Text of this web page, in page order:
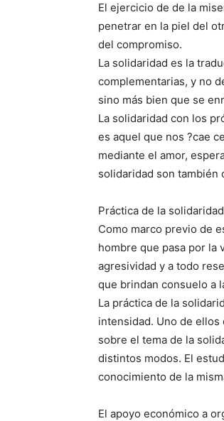
El ejercicio de de la
penetrar en la piel del
del compromiso.
La solidaridad es la
complementarias, y no
sino más bien que se
La solidaridad con los
es aquel que nos ?cae
mediante el amor,
solidaridad son también
Práctica de la solidaridad
Como marco previo de
hombre que pasa por la
agresividad y a todo
que brindan consuelo a
La práctica de la
intensidad. Uno de
sobre el tema de la
distintos modos. El
conocimiento de la
El apoyo económico a